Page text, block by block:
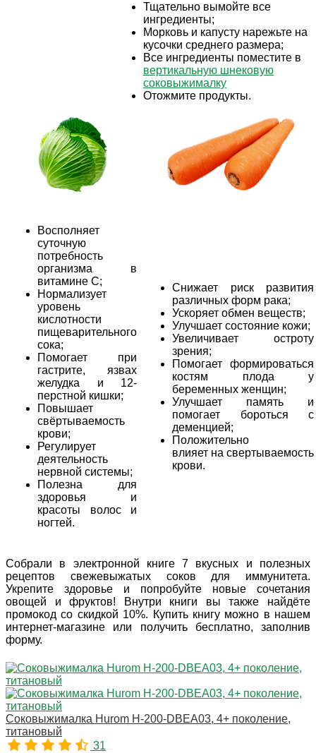
Тщательно вымойте все
ингредиенты;
Морковь и капусту нарежьте на
кусочки среднего размера;
Все ингредиенты поместите в
вертикальную шнековую
соковыжималку
Отожмите продукты.
Восполняет
суточную
потребность
организма в
витамине С;
Нормализует
уровень
кислотности
пищеварительного
сока;
Помогает при
гастрите, язвах
желудка и 12-
перстной кишки;
Повышает
свёртываемость
крови;
Регулирует
деятельность
нервной системы;
Полезна для
здоровья и
красоты волос и
ногтей.
Снижает риск развития
различных форм рака;
Ускоряет обмен веществ;
Улучшает состояние кожи;
Увеличивает остроту
зрения;
Помогает формироваться
костям плода у
беременных женщин;
Улучшает память и
помогает бороться с
деменцией;
Положительно
влияет на свертываемость
крови.
Собрали в электронной книге 7 вкусных и полезных
рецептов свежевыжатых соков для иммунитета.
Укрепите здоровье и попробуйте новые сочетания
овощей и фруктов! Внутри книги вы также найдёте
промокод со скидкой 10%. Купить книгу можно в нашем
интернет-магазине или получить бесплатно, заполнив
форму.
Соковыжималка Hurom H-200-DBEA03, 4+ поколение,
титановый
31